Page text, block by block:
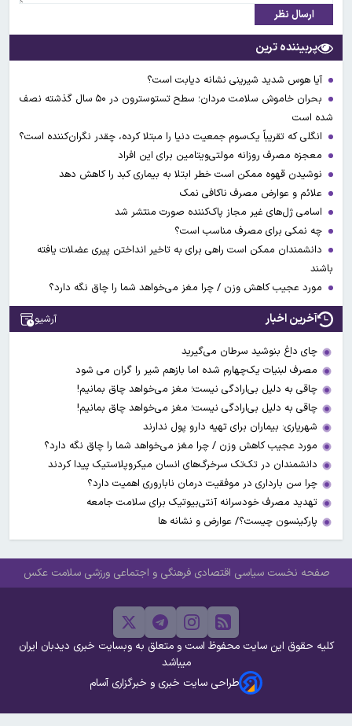
ارسال نظر
پربیننده ترین
آیا هوس شدید شیرینی نشانه دیابت است؟
بحران خاموش سلامت مردان؛ سطح تستوسترون در ۵۰ سال گذشته نصف
شده است
انگلی که تقریباً یک‌سوم جمعیت دنیا را مبتلا کرده، چقدر نگران‌کننده است؟
معجزه مصرف روزانه مولتی‌ویتامین برای این افراد
نوشیدن قهوه ممکن است خطر ابتلا به بیماری کبد را کاهش دهد
علائم و عوارض مصرف ناکافی نمک
اسامی ژل‌های غیر مجاز پاک‌کننده صورت منتشر شد
چه نمکی برای مصرف مناسب است؟
دانشمندان ممکن است راهی برای به تاخیر انداختن پیری عضلات یافته
باشند
مورد عجیب کاهش وزن / چرا مغز می‌خواهد شما را چاق نگه دارد؟
آخرین اخبار آرشیو
چای داغ بنوشید سرطان می‌گیرید
مصرف لبنیات یک‌چهارم شده اما بازهم شیر را گران می‌ شود
چاقی به دلیل بی‌ارادگی نیست؛ مغز می‌خواهد چاق بمانیم!
چاقی به دلیل بی‌ارادگی نیست؛ مغز می‌خواهد چاق بمانیم!
شهریاری: بیماران برای تهیه دارو پول ندارند
مورد عجیب کاهش وزن / چرا مغز می‌خواهد شما را چاق نگه دارد؟
دانشمندان در تک‌تک سرخرگ‌های انسان میکروپلاستیک پیدا کردند
چرا سن بارداری در موفقیت درمان ناباروری اهمیت دارد؟
تهدید مصرف خودسرانه آنتی‌بیوتیک‌‌ برای سلامت جامعه
پارکینسون چیست؟/ عوارض و نشانه ها
صفحه نخست سیاسی اقتصادی فرهنگی و اجتماعی ورزشی سلامت عکس
کلیه حقوق این سایت محفوظ است و متعلق به وبسایت خبری دیدبان ایران
میباشد
طراحی سایت خبری و خبرگزاری آسام